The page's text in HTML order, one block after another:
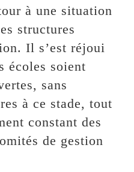
à une situation
structures
Il s’est réjoui
écoles soient
sans
à ce stade, tout
constant des
de gestion